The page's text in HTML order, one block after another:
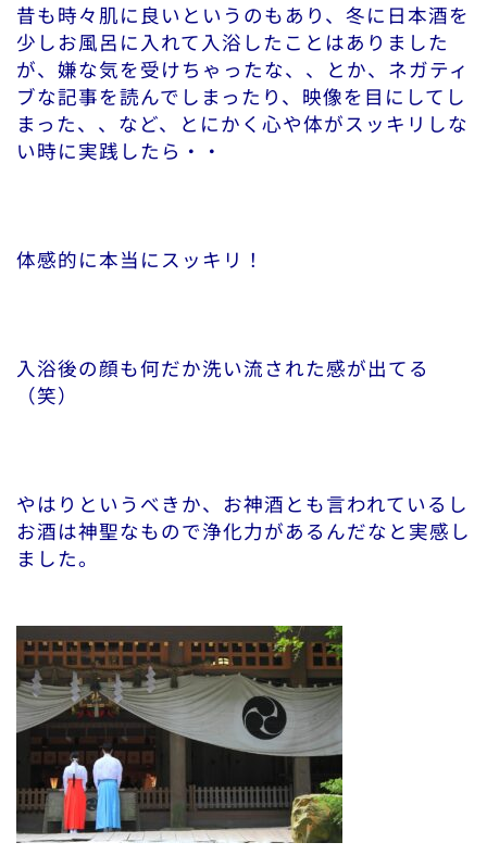
昔も時々肌に良いというのもあり、冬に日本酒を
少しお風呂に入れて入浴したことはありました
が、嫌な気を受けちゃったな、、とか、ネガティ
ブな記事を読んでしまったり、映像を目にしてし
まった、、など、とにかく心や体がスッキリしな
い時に実践したら・・
体感的に本当にスッキリ！
入浴後の顔も何だか洗い流された感が出てる
（笑）
やはりというべきか、お神酒とも言われているし
お酒は神聖なもので浄化力があるんだなと実感し
ました。